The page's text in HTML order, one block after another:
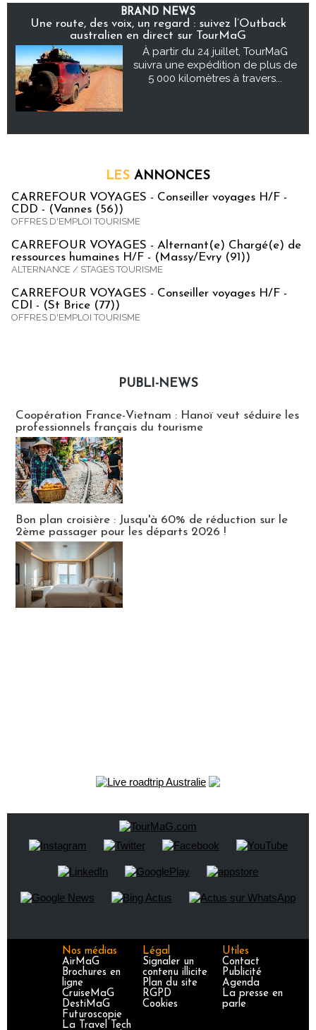
BRAND NEWS
Une route, des voix, un regard : suivez l’Outback
australien en direct sur TourMaG
À partir du 24 juillet, TourMaG
suivra une expédition de plus de
5 000 kilomètres à travers...
LES ANNONCES
CARREFOUR VOYAGES - Conseiller voyages H/F -
CDD - (Vannes (56))
OFFRES D'EMPLOI TOURISME
CARREFOUR VOYAGES - Alternant(e) Chargé(e) de
ressources humaines H/F - (Massy/Evry (91))
ALTERNANCE / STAGES TOURISME
CARREFOUR VOYAGES - Conseiller voyages H/F -
CDI - (St Brice (77))
OFFRES D'EMPLOI TOURISME
PUBLI-NEWS
Coopération France-Vietnam : Hanoï veut séduire les
professionnels français du tourisme
Bon plan croisière : Jusqu'à 60% de réduction sur le
2ème passager pour les départs 2026 !
Nos médias
AirMaG
Brochures en
ligne
CruiseMaG
DestiMaG
Futuroscopie
La Travel Tech
Légal
Signaler un
contenu illicite
Plan du site
RGPD
Cookies
Utiles
Contact
Publicité
Agenda
La presse en
parle